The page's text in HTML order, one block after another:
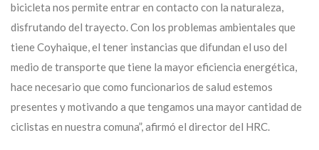
bicicleta nos permite entrar en contacto con la naturaleza,
disfrutando del trayecto. Con los problemas ambientales que
tiene Coyhaique, el tener instancias que difundan el uso del
medio de transporte que tiene la mayor eficiencia energética,
hace necesario que como funcionarios de salud estemos
presentes y motivando a que tengamos una mayor cantidad de
ciclistas en nuestra comuna”, afirmó el director del HRC.